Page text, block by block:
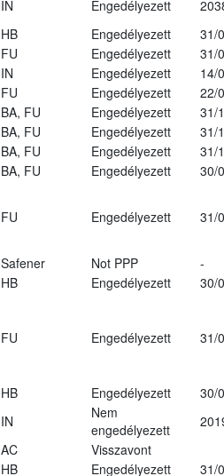
IN Engedélyezett
HB Engedélyezett
31/
FU Engedélyezett
31/
IN Engedélyezett
14/
FU Engedélyezett
22/
BA, FU Engedélyezett
31/
BA, FU Engedélyezett
31/
BA, FU Engedélyezett
31/
BA, FU Engedélyezett
30/
FU Engedélyezett 31/
Safener Not PPP
-
HB Engedélyezett
30/
FU Engedélyezett 31/
HB Engedélyezett
30/
IN
Nem
engedélyezett
AC
Visszavont
HB Engedélyezett 31/